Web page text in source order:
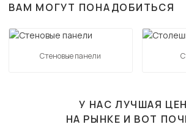
ВАМ МОГУТ ПОНАДОБИТЬСЯ
Стеновые панели
У НАС ЛУЧШАЯ
НА РЫНКЕ И ВОТ